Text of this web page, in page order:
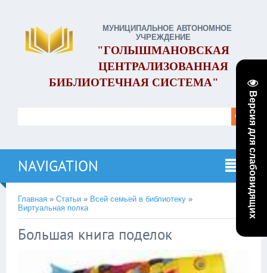
Версия для слабовидящих
МУНИЦИПАЛЬНОЕ АВТОНОМНОЕ
УЧРЕЖДЕНИЕ
"ГОЛЫШМАНОВСКАЯ
ЦЕНТРАЛИЗОВАННАЯ
БИБЛИОТЕЧНАЯ СИСТЕМА"
NAVIGATION
Главная » Статьи » Всей семьей в библиотеку »
Виртуальная полка
Большая книга поделок